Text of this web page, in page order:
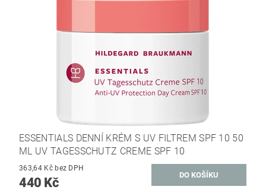
ESSENTIALS DENNÍ KRÉM S UV FILTREM SPF 10 50
ML UV TAGESSCHUTZ CREME SPF 10
363,64 Kč bez DPH
440 Kč